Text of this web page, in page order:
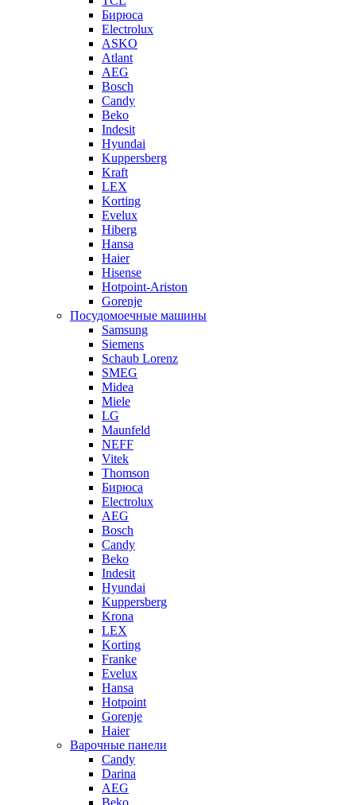
Бирюса
Electrolux
ASKO
Atlant
AEG
Bosch
Candy
Beko
Indesit
Hyundai
Kuppersberg
Kraft
LEX
Korting
Evelux
Hiberg
Hansa
Haier
Hisense
Hotpoint-Ariston
Gorenje
Посудомоечные машины
Samsung
Siemens
Schaub Lorenz
SMEG
Midea
Miele
LG
Maunfeld
NEFF
Vitek
Thomson
Бирюса
Electrolux
AEG
Bosch
Candy
Beko
Indesit
Hyundai
Kuppersberg
Krona
LEX
Korting
Franke
Evelux
Hansa
Hotpoint
Gorenje
Haier
Варочные панели
Candy
Darina
AEG